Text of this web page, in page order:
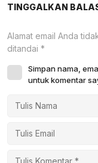
TINGGALKAN
Alamat email Anda
ditandai *
Simpan nama,
untuk komentar